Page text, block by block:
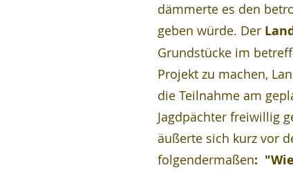
dämmerte es den
geben würde. Der
Grundstücke im
Projekt zu machen,
die Teilnahme am
Jagdpächter freiwillig
äußerte sich kurz vor
folgendermaßen: